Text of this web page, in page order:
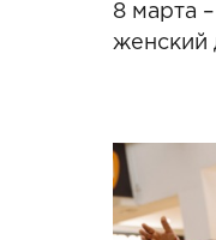
8 марта
женский